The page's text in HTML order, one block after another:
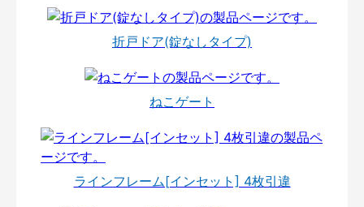
折戸ドア(錠なしタイプ)
ねこゲート
ラインフレーム[インセット] 4枚引違